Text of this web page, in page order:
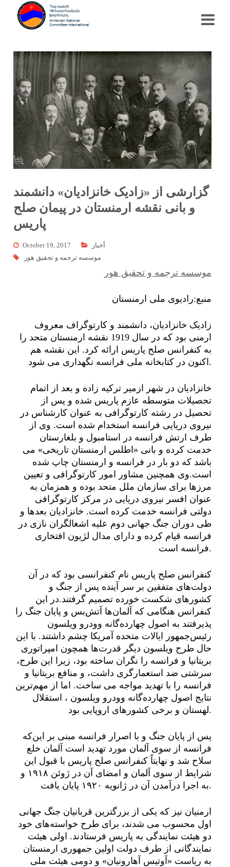
گزارشی از «زادیک خانزادیان» دانشمند
و بانی نقشه ارمنستان در پیمان صلح
پاریس
October 19, 2017
أخبار
موسسه ترجمه و تحقیق هور
موسسه ترجمه و تحقیق هور
منبع:رادیوی ملی ارمنستان
زادیک خانزادیان، دانشمند و کارتوگراف معروف
ارمنی بود که در سال 1919 نقشه ارمنستان متحد را
به کنفرانس صلح پاریس ارائه کرد. این نقشه هم
اکنون در کتابخانه ملی فرانسه نگهداری می شود.
خانزادیان در شهر ازمیر ترکیه زاده و بعد از اتمام
تحصیلات متوسطه عازم پاریس شده و پس از
تحصیل در رشته کارتوگرافی به عنوان کارشناس در
نیروی دریایی فرانسه استخدام شده است. وی از
طرف ارتش فرانسه در استامبول و بلغارستان
خدمت کرده و بانی «اطلس ارمنستان تاریخی» می
باشد که دو بار در فرانسه و ارمنستان چاپ شده
است.وی همچنین مشاور امور کارتوگرافی و تعیین
مرزها برای سازمان ملل متحد بوده و همزمان به
عنوان افسر نیروی دریایی در مرکز کارتوگرافی
دولتی فرانسه خدمت کرده است. خانزادیان بعدها و
طی دوران جنگ جهانی دوم علیه اشغالگران نازی در
فرانسه قیام کرده و دارای مدال لژیون افتخاری
فرانسه است.
کنفرانس صلح پاریس نام کنفرانسی بود که در آن
دولت‌های متفقین بر سر آینده پس از جنگ و
کشورهای شکست خورده تصمیم گرفتند.در این
کنفرانس هنگامی که آلمان‌ها آتش‌بس و پایان جنگ را
پذیرفتند به اصول چهارده‌گانه وودرو ویلسون
رئیس‌جمهور ایالات متحده آمریکا چشم داشتند. با این
حال طرح ویلسون دیگر قدرت‌ها همچون امپراتوری
بریتانیا و فرانسه را نگران ساخته بود، زیرا این طرح،
سرشتی ضد استعمارگری داشت، و منافع بریتانیا و
فرانسه را با تهدید مواجه می ساخت. اما از مهم‌ترین
نتایج اصول چهارده‌گانه وودرو ویلسون ، استقلال
لهستان و برخی کشورهای اروپایی بود.
پس از پایان جنگ و با اصرار فرانسه مبنی بر این‌که
فرانسه از سوی آلمان مورد تهدید است آلمان خلع
سلاح شد و نهایتاً کنفرانس صلح پاریس با قبول این
شرایط از سوی آلمان و امضای آن در ژوئن ۱۹۱۸ و
به اجرا درآمدن آن در ژانویه ۱۹۲۰ پایان یافت.
ارمنیان نیز که یکی از بزرگترین قربانیان جنگ جهانی
اول محسوب می شدند، برای طرح خواسته‌های خود
دو هیئت نمایندگی به پاریس فرستادند. اولی هیئت
نمایندگانی از طرف دولت اولین جمهوری ارمنستان
به ریاست «آوتیس آهارونیان» و دومی هیئت ملی